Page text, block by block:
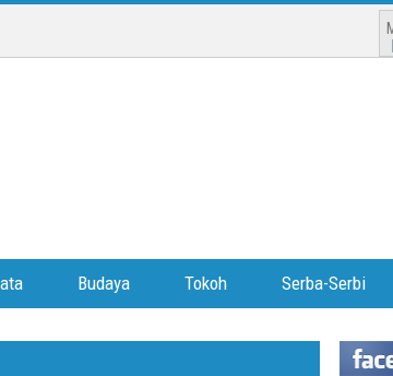
Budaya Tokoh Serba-Serbi